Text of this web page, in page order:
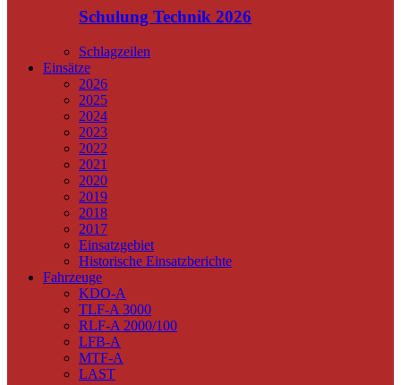
Schulung Technik 2026
Schlagzeilen
Einsätze
2026
2025
2024
2023
2022
2021
2020
2019
2018
2017
Einsatzgebiet
Historische Einsatzberichte
Fahrzeuge
KDO-A
TLF-A 3000
RLF-A 2000/100
LFB-A
MTF-A
LAST